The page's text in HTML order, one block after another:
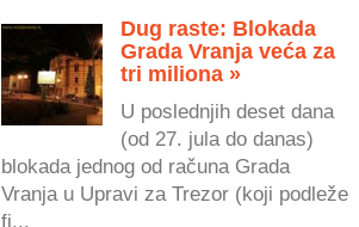
Dug raste: Blokada
Grada Vranja veća za
tri miliona »
U poslednjih deset dana
(od 27. jula do danas)
blokada jednog od računa Grada
Vranja u Upravi za Trezor (koji podleže
fi...